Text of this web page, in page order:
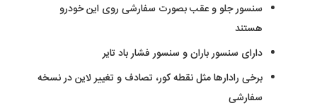
سنسور جلو و عقب بصورت سفارشی روی این خودرو
هستند
دارای سنسور باران و سنسور فشار باد تایر
برخی رادارها مثل نقطه کور، تصادف و تغییر لاین در نسخه
سفارشی